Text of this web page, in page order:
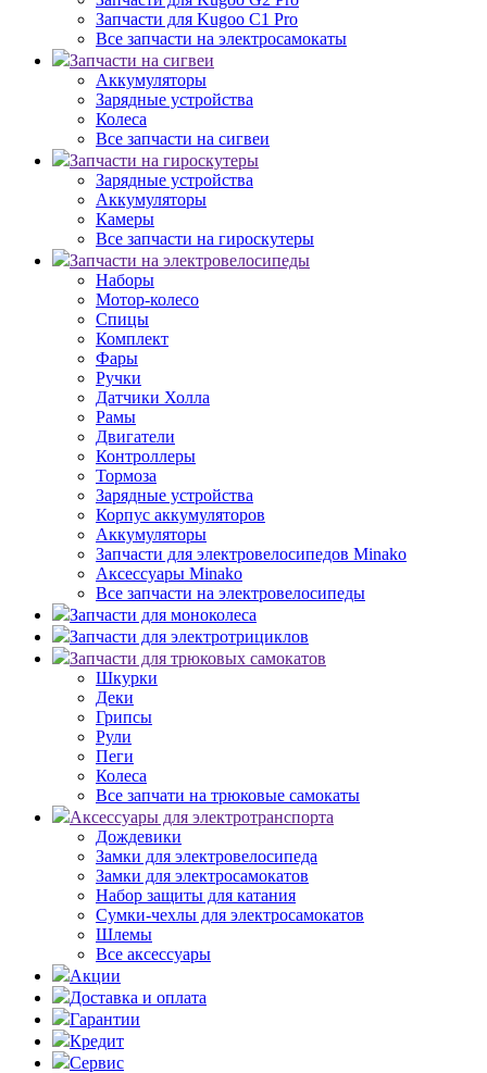
Запчасти для Kugoo C1 Pro
Все запчасти на электросамокаты
Запчасти на сигвеи
Аккумуляторы
Зарядные устройства
Колеса
Все запчасти на сигвеи
Запчасти на гироскутеры
Зарядные устройства
Аккумуляторы
Камеры
Все запчасти на гироскутеры
Запчасти на электровелосипеды
Наборы
Мотор-колесо
Спицы
Комплект
Фары
Ручки
Датчики Холла
Рамы
Двигатели
Контроллеры
Тормоза
Зарядные устройства
Корпус аккумуляторов
Аккумуляторы
Запчасти для электровелосипедов Minako
Аксессуары Minako
Все запчасти на электровелосипеды
Запчасти для моноколеса
Запчасти для электротрициклов
Запчасти для трюковых самокатов
Шкурки
Деки
Грипсы
Рули
Пеги
Колеса
Все запчати на трюковые самокаты
Аксессуары для электротранспорта
Дождевики
Замки для электровелосипеда
Замки для электросамокатов
Набор защиты для катания
Сумки-чехлы для электросамокатов
Шлемы
Все аксессуары
Акции
Доставка и оплата
Гарантии
Кредит
Сервис